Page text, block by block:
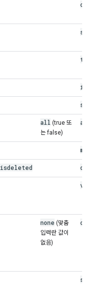
all (true 또
는 false)
isdeleted
none (맞춤
입력란 값이
없음)